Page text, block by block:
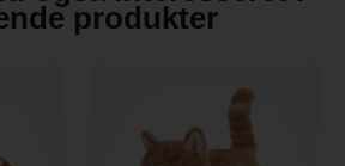
produkter